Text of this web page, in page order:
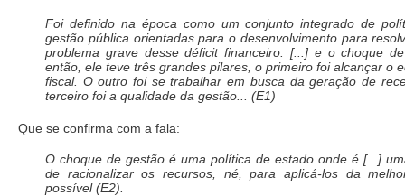
Foi definido na época como um conjunto integrado de
gestão pública orientadas para o desenvolvimento para
problema grave desse déficit financeiro. [...] e o choque
então, ele teve três grandes pilares, o primeiro foi alcançar o
fiscal. O outro foi se trabalhar em busca da geração de
terceiro foi a qualidade da gestão... (E1)
Que se confirma com a fala:
O choque de gestão é uma política de estado onde é [...]
de racionalizar os recursos, né, para aplicá-los da
possível (E2).